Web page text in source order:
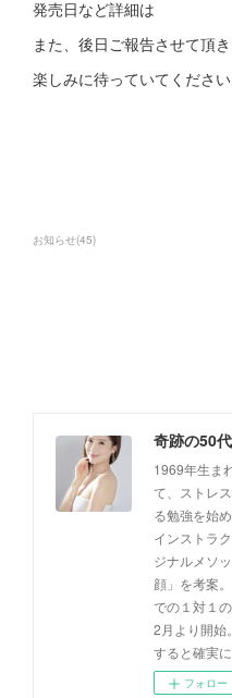
発売日など詳細は
また、後日ご報告させて頂き
楽しみに待っていてくださ
お知らせ(45)
1969年生ま
て、ストレ
る勉強を始
インストラ
ジナルメソ
顔」を考案
での１対１
2月より開始
すると確実
フォロー